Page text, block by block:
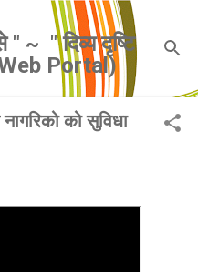
पर जाएं
" ~ ​ " दिव्य दृष्टि
Portal)
को सुविधा